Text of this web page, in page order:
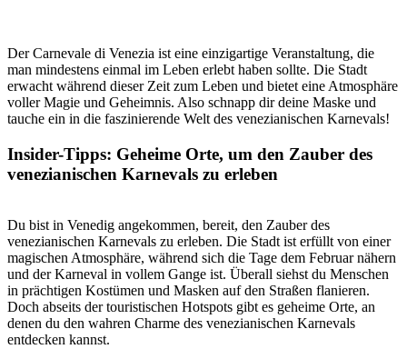
Der Carnevale di Venezia ist eine einzigartige Veranstaltung, die
man mindestens einmal im Leben erlebt haben sollte. Die Stadt
erwacht während dieser Zeit zum Leben und bietet eine Atmosphäre
voller Magie und Geheimnis. Also schnapp dir deine Maske und
tauche ein in die faszinierende Welt des venezianischen Karnevals!
Insider-Tipps: Geheime Orte, um den Zauber des
venezianischen Karnevals zu erleben
Du bist in Venedig angekommen, bereit, den Zauber des
venezianischen Karnevals zu erleben. Die Stadt ist erfüllt von einer
magischen Atmosphäre, während sich die Tage dem Februar nähern
und der Karneval in vollem Gange ist. Überall siehst du Menschen
in prächtigen Kostümen und Masken auf den Straßen flanieren.
Doch abseits der touristischen Hotspots gibt es geheime Orte, an
denen du den wahren Charme des venezianischen Karnevals
entdecken kannst.